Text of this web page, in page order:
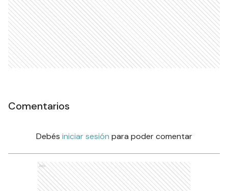
Comentarios
Debés iniciar sesión para poder comentar
Ads